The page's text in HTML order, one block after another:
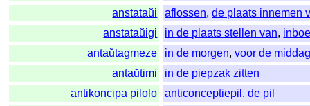
anstataŭi
aflossen,de plaats innemen
anstataŭigi
in de plaats stellen van,
antaŭtagmeze
in de morgen,voor de
antaŭtimi
in de piepzak zitten
antikoncipa pilolo
anticonceptiepil ,de pil